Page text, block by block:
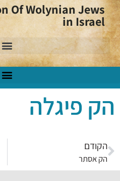
Of Wolynian Jews
in Israel
הק פיגלה
הקודם
הק אסתר